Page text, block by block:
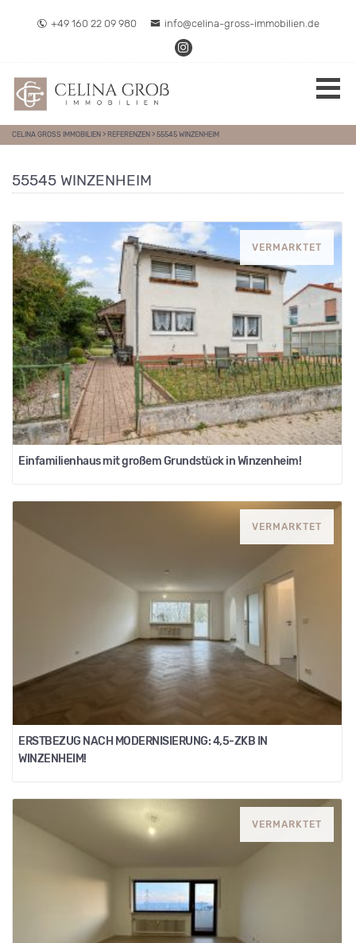
+49 160 22 09 980
info@celina-gross-immobilien.de
CELINA GROSS IMMOBILIEN > REFERENZEN > 55545 WINZENHEIM
55545 WINZENHEIM
VERMARKTET
Einfamilienhaus mit großem Grundstück in Winzenheim!
VERMARKTET
ERSTBEZUG NACH MODERNISIERUNG: 4,5-ZKB IN
WINZENHEIM!
VERMARKTET